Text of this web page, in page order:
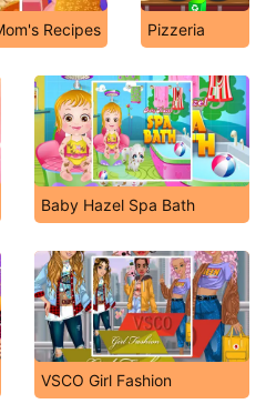
Recipes Pizzeria
Baby Hazel Spa Bath
VSCO Girl Fashion